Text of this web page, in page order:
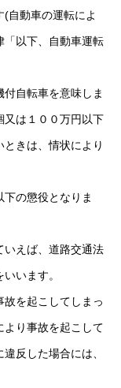
自動車の運転によ
「以下、自動車運転
自転車を意味しま
又は１００万円以下
きは、情状により
の懲役となりま
いえば、道路交通法
います。
を起こしてしまっ
より事故を起こして
反した場合には、